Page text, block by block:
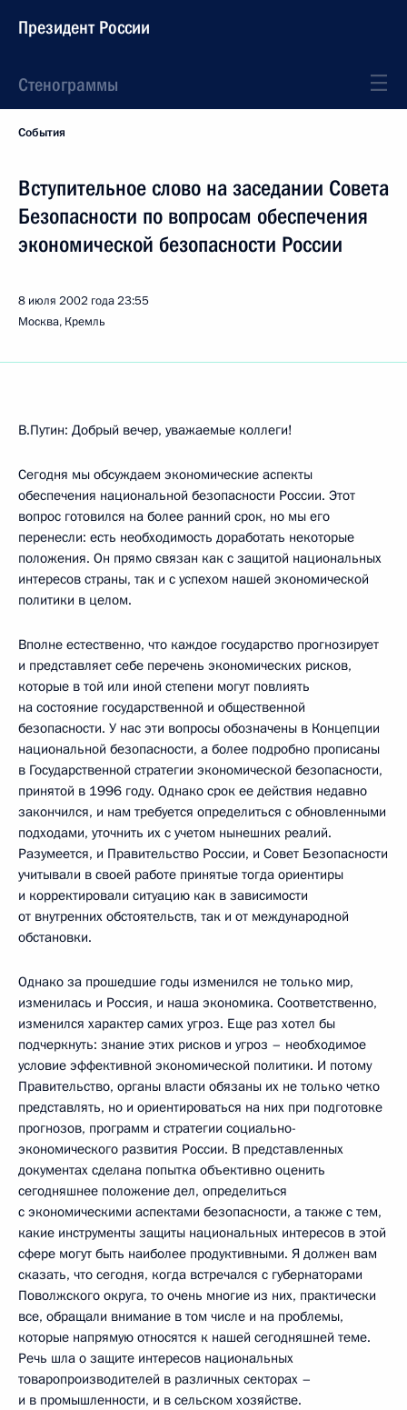
Президент России
Стенограммы
События
Вступительное слово на заседании Совета
Безопасности по вопросам обеспечения
экономической безопасности России
8 июля 2002 года23:55
Москва, Кремль
В.Путин: Добрый вечер, уважаемые коллеги!
Сегодня мы обсуждаем экономические аспекты
обеспечения национальной безопасности России. Этот
вопрос готовился на более ранний срок, но мы его
перенесли: есть необходимость доработать некоторые
положения. Он прямо связан как с защитой национальных
интересов страны, так и с успехом нашей экономической
политики в целом.
Вполне естественно, что каждое государство прогнозирует
и представляет себе перечень экономических рисков,
которые в той или иной степени могут повлиять
на состояние государственной и общественной
безопасности. У нас эти вопросы обозначены в Концепции
национальной безопасности, а более подробно прописаны
в Государственной стратегии экономической безопасности,
принятой в 1996 году. Однако срок ее действия недавно
закончился, и нам требуется определиться с обновленными
подходами, уточнить их с учетом нынешних реалий.
Разумеется, и Правительство России, и Совет Безопасности
учитывали в своей работе принятые тогда ориентиры
и корректировали ситуацию как в зависимости
от внутренних обстоятельств, так и от международной
обстановки.
Однако за прошедшие годы изменился не только мир,
изменилась и Россия, и наша экономика. Соответственно,
изменился характер самих угроз. Еще раз хотел бы
подчеркнуть: знание этих рисков и угроз – необходимое
условие эффективной экономической политики. И потому
Правительство, органы власти обязаны их не только четко
представлять, но и ориентироваться на них при подготовке
прогнозов, программ и стратегии социально-
экономического развития России. В представленных
документах сделана попытка объективно оценить
сегодняшнее положение дел, определиться
с экономическими аспектами безопасности, а также с тем,
какие инструменты защиты национальных интересов в этой
сфере могут быть наиболее продуктивными. Я должен вам
сказать, что сегодня, когда встречался с губернаторами
Поволжского округа, то очень многие из них, практически
все, обращали внимание в том числе и на проблемы,
которые напрямую относятся к нашей сегодняшней теме.
Речь шла о защите интересов национальных
товаропроизводителей в различных секторах –
и в промышленности, и в сельском хозяйстве.